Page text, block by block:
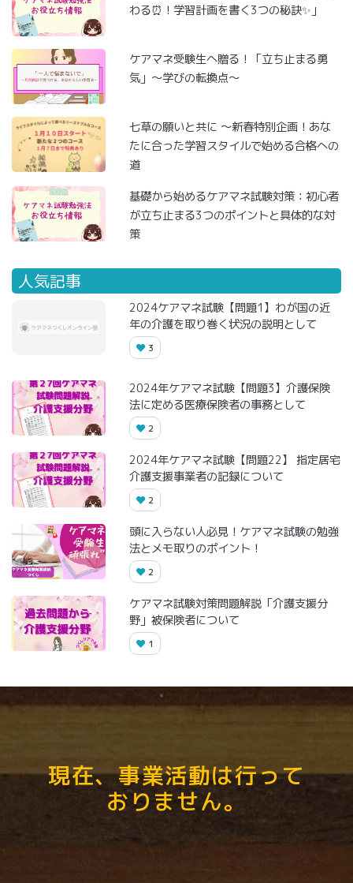
わる⏰！学習計画を書く3つの秘訣✨」
ケアマネ受験生へ贈る！「立ち止まる勇
気」～学びの転換点～
七草の願いと共に ～新春特別企画！あな
たに合った学習スタイルで始める合格への
道
基礎から始めるケアマネ試験対策：初心者
が立ち止まる3つのポイントと具体的な対
策
人気記事
2024ケアマネ試験【問題1】わが国の近
年の介護を取り巻く状況の説明として
3
2024年ケアマネ試験【問題3】介護保険
法に定める医療保険者の事務として
2
2024年ケアマネ試験【問題22】 指定居宅
介護支援事業者の記録について
2
頭に入らない人必見！ケアマネ試験の勉強
法とメモ取りのポイント！
2
ケアマネ試験対策問題解説「介護支援分
野」被保険者について
1
現在、事業活動は行って
おりません。